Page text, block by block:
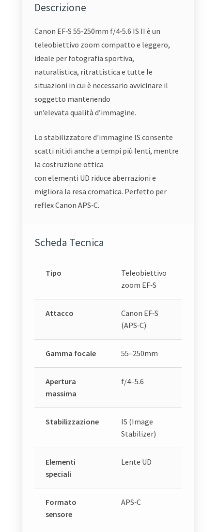
Descrizione
Canon EF‑S 55‑250mm f/4‑5.6 IS II è un
teleobiettivo zoom compatto e leggero,
ideale per fotografia sportiva,
naturalistica, ritrattistica e tutte le
situazioni in cui è necessario avvicinare il
soggetto mantenendo
un’elevata qualità d’immagine.
Lo stabilizzatore d’immagine IS consente
scatti nitidi anche a tempi più lenti, mentre
la costruzione ottica
con elementi UD riduce aberrazioni e
migliora la resa cromatica. Perfetto per
reflex Canon APS‑C.
Scheda Tecnica
Tipo
Teleobiettivo
zoom EF‑S
Attacco
Canon EF‑S
(APS‑C)
Gamma focale 55–250mm
Apertura
massima
f/4–5.6
Stabilizzazione
IS (Image
Stabilizer)
Elementi
speciali
Lente UD
Formato
sensore
APS‑C